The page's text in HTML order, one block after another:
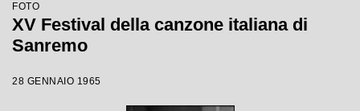
FOTO
XV Festival della canzone italiana di
Sanremo
28 GENNAIO 1965